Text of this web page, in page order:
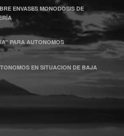
ENVASES MONODOSIS DE
PARA AUTONOMOS
EN SITUACION DE BAJA